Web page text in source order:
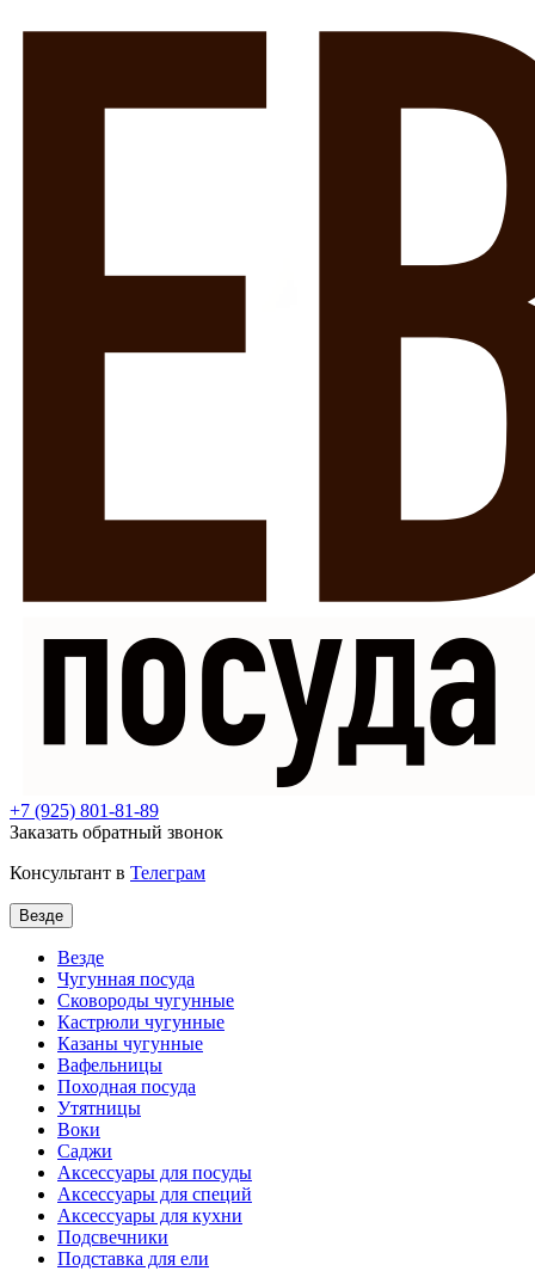
+7 (925) 801-81-89
Заказать обратный звонок
Консультант в Телеграм
Везде
Везде
Чугунная посуда
Сковороды чугунные
Кастрюли чугунные
Казаны чугунные
Вафельницы
Походная посуда
Утятницы
Bоки
Саджи
Аксессуары для посуды
Аксессуары для специй
Аксессуары для кухни
Подсвечники
Подставка для ели